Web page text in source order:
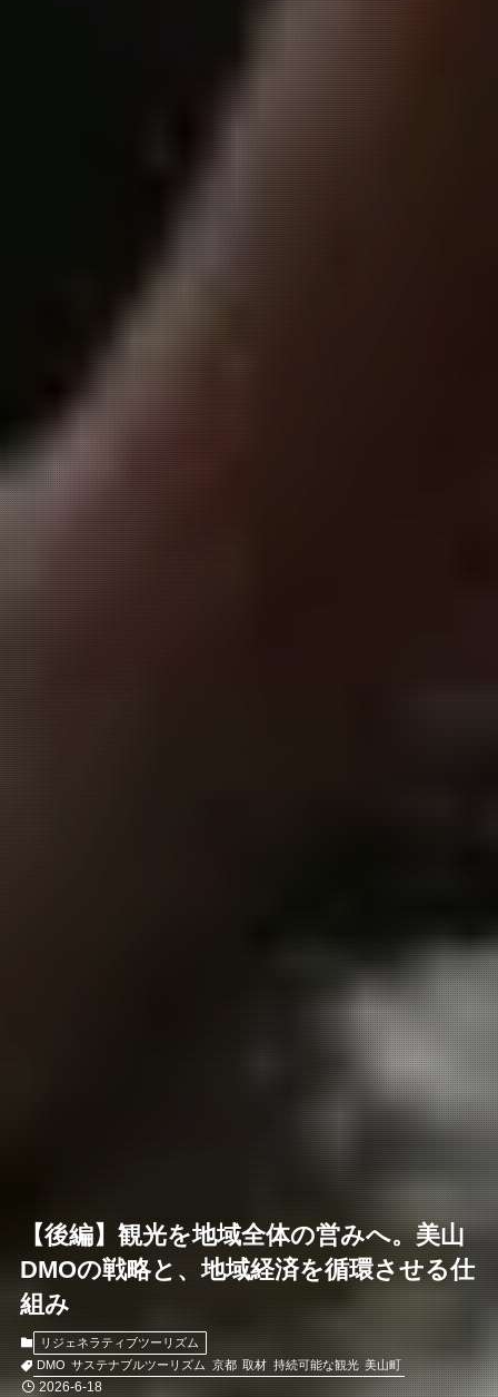
【後編】観光を地域全体の営みへ。美山
DMOの戦略と、地域経済を循環させる仕
組み
リジェネラティブツーリズム
DMO サステナブルツーリズム 京都 取材 持続可能な観光 美山町
2026-6-18